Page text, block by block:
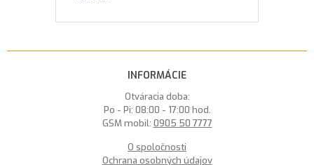
INFORMÁCIE
Otváracia doba:
Po - Pi: 08:00 - 17:00 hod.
GSM mobil: 0905 50 7777
O spoločnosti
Ochrana osobných údajov